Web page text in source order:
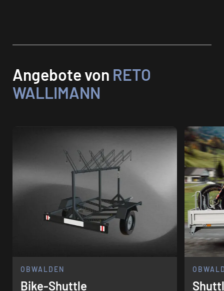
Angebote von RETO
WALLIMANN
OBWALDEN
Bike-Shuttle